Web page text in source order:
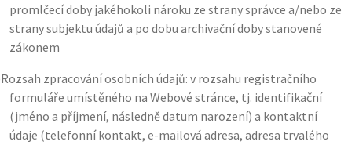
promlčecí doby jakéhokoli nároku ze strany správce a/nebo ze
strany subjektu údajů a po dobu archivační doby stanovené
zákonem
Rozsah zpracování osobních údajů: v rozsahu registračního
formuláře umístěného na Webové stránce, tj. identifikační
(jméno a příjmení, následně datum narození) a kontaktní
údaje (telefonní kontakt, e-mailová adresa, adresa trvalého